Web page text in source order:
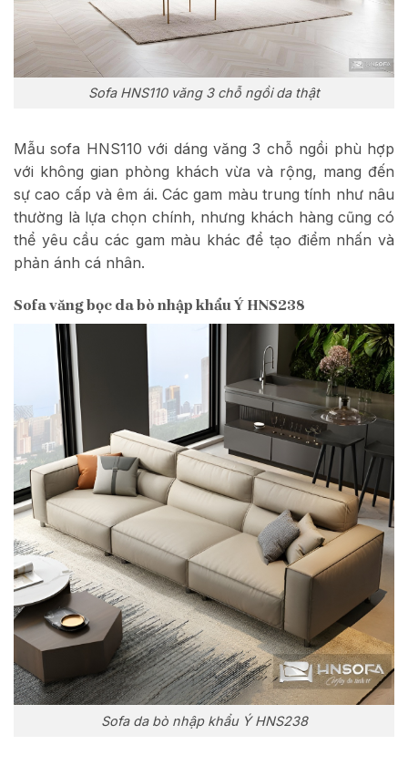
Sofa HNS110 văng 3 chỗ ngồi da thật
Mẫu sofa HNS110 với dáng văng 3 chỗ ngồi phù hợp
với không gian phòng khách vừa và rộng, mang đến
sự cao cấp và êm ái. Các gam màu trung tính như nâu
thường là lựa chọn chính, nhưng khách hàng cũng có
thể yêu cầu các gam màu khác để tạo điểm nhấn và
phản ánh cá nhân.
Sofa văng bọc da bò nhập khẩu Ý HNS238
Sofa da bò nhập khẩu Ý HNS238